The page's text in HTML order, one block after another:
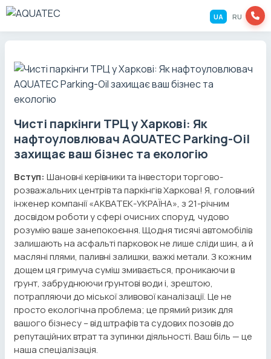
UA RU
Чисті паркінги ТРЦ у Харкові: Як
нафтоуловлювач AQUATEC Parking-Oil
захищає ваш бізнес та екологію
Вступ: Шановні керівники та інвестори торгово-
розважальних центрів та паркінгів Харкова! Я, головний
інженер компанії «АКВАТЕК-УКРАЇНА», з 21-річним
досвідом роботи у сфері очисних споруд, чудово
розумію ваше занепокоєння. Щодня тисячі автомобілів
залишають на асфальті парковок не лише сліди шин, а й
масляні плями, паливні залишки, важкі метали. З кожним
дощем ця гримуча суміш змивається, проникаючи в
ґрунт, забруднюючи ґрунтові води і, зрештою,
потрапляючи до міської зливової каналізації. Це не
просто екологічна проблема; це прямий ризик для
вашого бізнесу – від штрафів та судових позовів до
репутаційних втрат та зупинки діяльності. Ваш біль — це
наша спеціалізація.